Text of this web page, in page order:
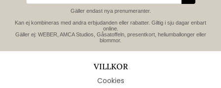
Gäller endast nya prenumeranter.
Kan ej kombineras med andra erbjudanden eller rabatter. Giltig i sju dagar enbart
online.
Gäller ej: WEBER, AMCA Studios, Gåsatoffeln, presentkort, heliumballonger eller
blommor.
VILLKOR
Cookies